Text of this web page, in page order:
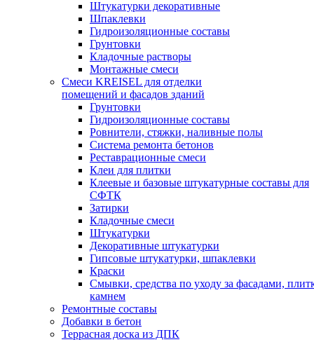
Штукатурки декоративные
Шпаклевки
Гидроизоляционные составы
Грунтовки
Кладочные растворы
Монтажные смеси
Смеси KREISEL для отделки
помещений и фасадов зданий
Грунтовки
Гидроизоляционные составы
Ровнители, стяжки, наливные полы
Cистема ремонта бетонов
Реставрационные смеси
Клеи для плитки
Клеевые и базовые штукатурные составы для
СФТК
Затирки
Кладочные смеси
Штукатурки
Декоративные штукатурки
Гипсовые штукатурки, шпаклевки
Краски
Смывки, средства по уходу за фасадами,
камнем
Ремонтные составы
Добавки в бетон
Террасная доска из ДПК